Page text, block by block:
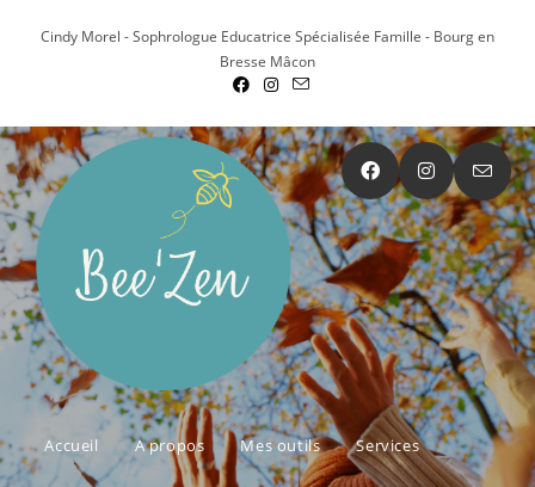
Cindy Morel - Sophrologue Educatrice Spécialisée Famille - Bourg en
Bresse Mâcon
Accueil A propos Mes outils Services